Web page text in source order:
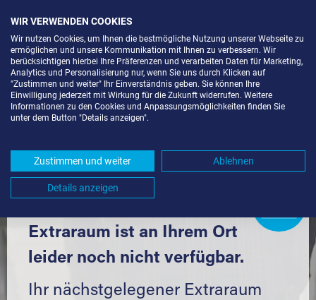
LAGERBOX IN BREITINGEN (89183)
Komfortabel einlagern mit Extraraum
Extraraum ist an Ihrem Ort
leider noch nicht verfügbar.
Ihr nächstgelegener Extraraum
WIR VERWENDEN COOKIES
Wir nutzen Cookies, um Ihnen die bestmögliche Nutzung unserer Webseite zu
ermöglichen und unsere Kommunikation mit Ihnen zu verbessern. Wir
berücksichtigen hierbei Ihre Präferenzen und verarbeiten Daten für Marketing,
Analytics und Personalisierung nur, wenn Sie uns durch Klicken auf
"Zustimmen und weiter" Ihr Einverständnis geben. Sie können Ihre
Einwilligung jederzeit mit Wirkung für die Zukunft widerrufen. Weitere
Informationen zu den Cookies und Anpassungsmöglichkeiten finden Sie
unter dem Button "Details anzeigen".
Zustimmen und weiter Ablehnen
Details anzeigen